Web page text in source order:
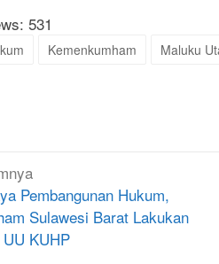
531
Kemenkumham Maluku
Pembangunan Hukum,
Sulawesi Barat Lakukan
KUHP